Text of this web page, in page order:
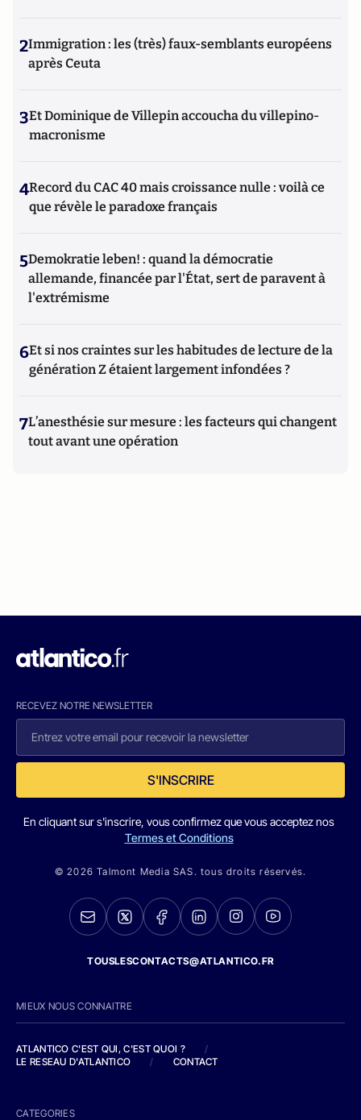
2Immigration : les (très) faux-semblants européens
après Ceuta
3Et Dominique de Villepin accoucha du villepino-
macronisme
4Record du CAC 40 mais croissance nulle : voilà ce
que révèle le paradoxe français
5Demokratie leben! : quand la démocratie
allemande, financée par l'État, sert de paravent à
l'extrémisme
6Et si nos craintes sur les habitudes de lecture de la
génération Z étaient largement infondées ?
7L’anesthésie sur mesure : les facteurs qui changent
tout avant une opération
RECEVEZ NOTRE NEWSLETTER
S'INSCRIRE
En cliquant sur s'inscrire, vous confirmez que vous acceptez nos
Termes et Conditions
© 2026 Talmont Media SAS. tous droits réservés.
TOUSLESCONTACTS@ATLANTICO.FR
MIEUX NOUS CONNAITRE
ATLANTICO C'EST QUI, C'EST QUOI ?
/
LE RESEAU D'ATLANTICO
/ CONTACT
CATEGORIES